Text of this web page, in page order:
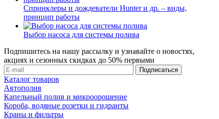
Спринклеры и дождеватели Hunter и др. – виды,
принцип работы
Выбор насоса для системы полива
Подпишитесь на нашу рассылку и узнавайте о новостях,
акциях и сезонных скидках до 50% первыми
Каталог товаров
Автополив
Капельный полив и микроорошение
Короба, водяные розетки и гидранты
Краны и фильтры